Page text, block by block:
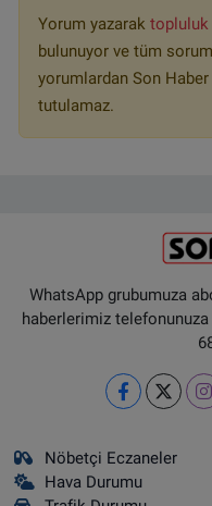
Yorum yazarak topluluk
bulunuyor ve tüm
yorumlardan Son
tutulamaz.
WhatsApp grubumuza
haberlerimiz
Nöbetçi Eczaneler
Hava Durumu